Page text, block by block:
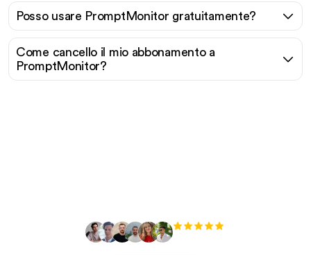
Posso usare PromptMonitor gratuitamente?
Come cancello il mio abbonamento a
PromptMonitor?